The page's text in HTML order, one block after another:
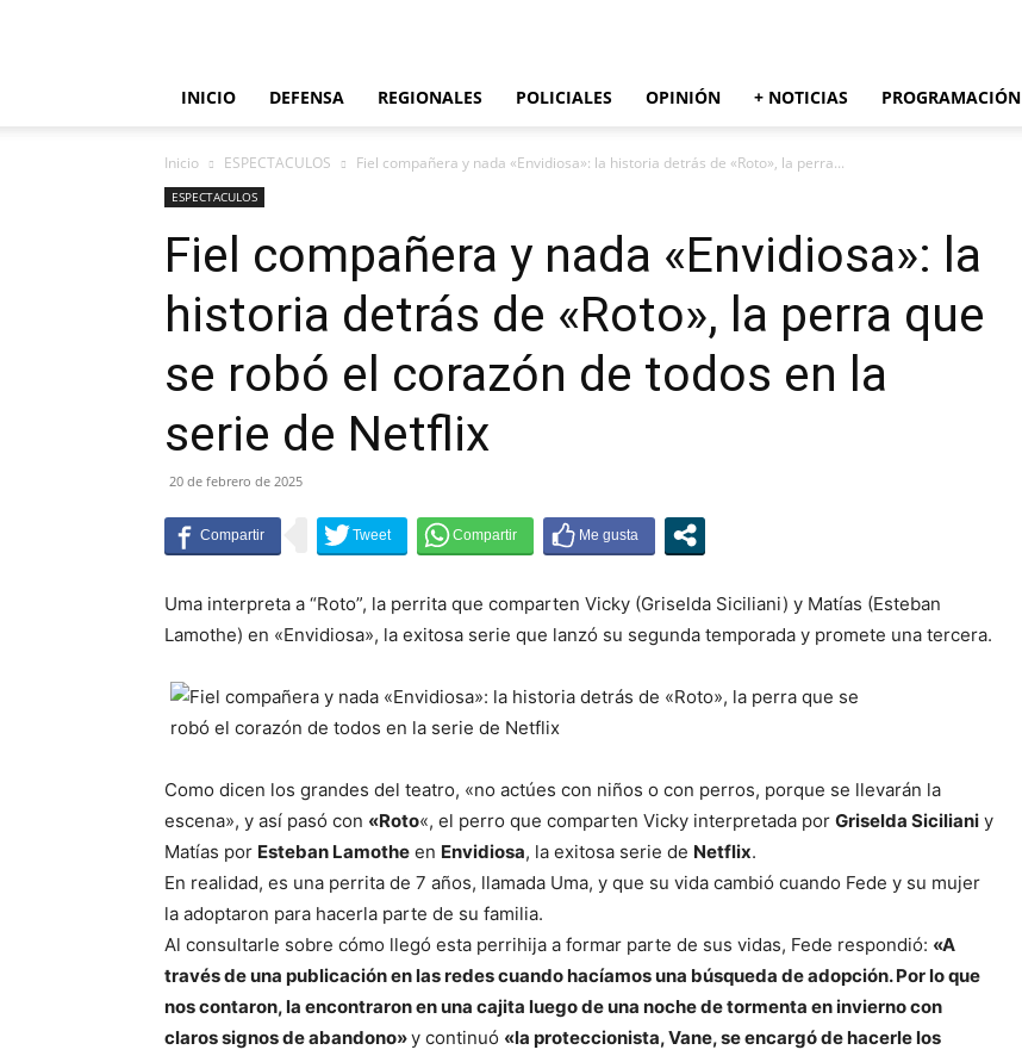
INICIO DEFENSA REGIONALES POLICIALES OPINIÓN + NOTICIAS PROGRAMACIÓN
Inicio ESPECTACULOS Fiel compañera y nada «Envidiosa»: la historia detrás de «Roto», la perra...
ESPECTACULOS
Fiel compañera y nada «Envidiosa»: la
historia detrás de «Roto», la perra que
se robó el corazón de todos en la
serie de Netflix
20 de febrero de 2025
Uma interpreta a “Roto”, la perrita que comparten Vicky (Griselda Siciliani) y Matías (Esteban
Lamothe) en «Envidiosa», la exitosa serie que lanzó su segunda temporada y promete una tercera.
Como dicen los grandes del teatro, «no actúes con niños o con perros, porque se llevarán la
escena», y así pasó con «Roto«, el perro que comparten Vicky interpretada por Griselda Siciliani y
Matías por Esteban Lamothe en Envidiosa, la exitosa serie de Netflix.
En realidad, es una perrita de 7 años, llamada Uma, y que su vida cambió cuando Fede y su mujer
la adoptaron para hacerla parte de su familia.
Al consultarle sobre cómo llegó esta perrihija a formar parte de sus vidas, Fede respondió: «A
través de una publicación en las redes cuando hacíamos una búsqueda de adopción. Por lo que
nos contaron, la encontraron en una cajita luego de una noche de tormenta en invierno con
claros signos de abandono»y continuó «la proteccionista, Vane, se encargó de hacerle los